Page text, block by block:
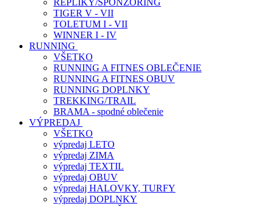
REPLIKY/SPONZORING
TIGER V - VII
TOLETUM I - VII
WINNER I - IV
RUNNING
VŠETKO
RUNNING A FITNES OBLEČENIE
RUNNING A FITNES OBUV
RUNNING DOPLNKY
TREKKING/TRAIL
BRAMA - spodné oblečenie
VÝPREDAJ
VŠETKO
výpredaj LETO
výpredaj ZIMA
výpredaj TEXTIL
výpredaj OBUV
výpredaj HALOVKY, TURFY
výpredaj DOPLNKY